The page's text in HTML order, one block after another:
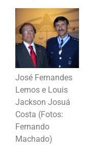
José Fernandes
Lemos e Louis
Jackson Josuá
Costa (Fotos:
Fernando
Machado)